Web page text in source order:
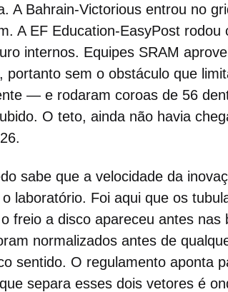
A Bahrain-Victorious entrou no
A EF Education-EasyPost rodou
internos. Equipes SRAM
sem o obstáculo que
— e rodaram coroas de 56
O teto, ainda não havia
sabe que a velocidade da
laboratório. Foi aqui que os
freio a disco apareceu antes nas
normalizados antes de
sentido. O regulamento aponta
separa esses dois vetores é